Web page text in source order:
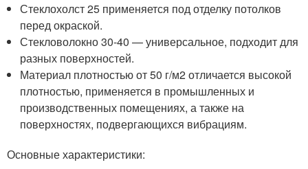
Стеклохолст 25 применяется под отделку потолков
перед окраской.
Стекловолокно 30-40 — универсальное, подходит для
разных поверхностей.
Материал плотностью от 50 г/м2отличается высокой
плотностью, применяется в промышленных и
производственных помещениях, а также на
поверхностях, подвергающихся вибрациям.
Основные характеристики: